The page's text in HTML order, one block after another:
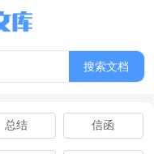
总结 信函